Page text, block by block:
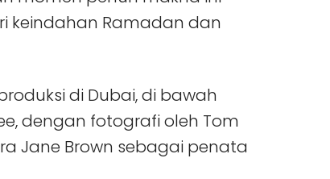
keindahan Ramadan dan
di Dubai, di bawah
dengan fotografi oleh Tom
Jane Brown sebagai penata